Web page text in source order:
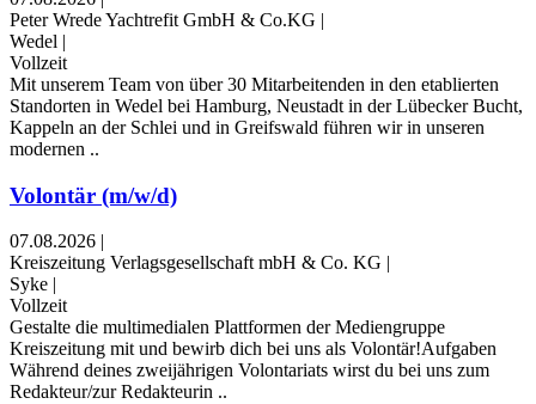
Peter Wrede Yachtrefit GmbH & Co.KG |
Wedel |
Vollzeit
Mit unserem Team von über 30 Mitarbeitenden in den etablierten
Standorten in Wedel bei Hamburg, Neustadt in der Lübecker Bucht,
Kappeln an der Schlei und in Greifswald führen wir in unseren
modernen ..
Volontär (m/w/d)
07.08.2026 |
Kreiszeitung Verlagsgesellschaft mbH & Co. KG |
Syke |
Vollzeit
Gestalte die multimedialen Plattformen der Mediengruppe
Kreiszeitung mit und bewirb dich bei uns als Volontär!Aufgaben
Während deines zweijährigen Volontariats wirst du bei uns zum
Redakteur/zur Redakteurin ..